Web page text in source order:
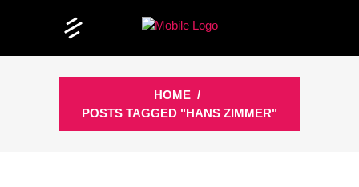
HOME /
POSTS TAGGED "HANS ZIMMER"